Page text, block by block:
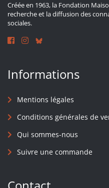
Créée en 1963, la Fondation
recherche et la diffusion des
sociales.
Informations
Mentions légales
Conditions générales de
Qui sommes-nous
Suivre une commande